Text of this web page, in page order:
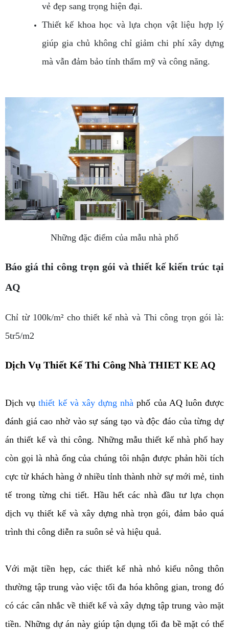
vẻ đẹp sang trọng hiện đại.
Thiết kế khoa học và lựa chọn vật liệu hợp lý
giúp gia chủ không chỉ giảm chi phí xây dựng
mà vẫn đảm bảo tính thẩm mỹ và công năng.
Những đặc điểm của mẫu nhà phố
Báo giá thi công trọn gói và thiết kế kiến trúc tại
AQ
Chỉ từ 100k/m² cho thiết kế nhà và Thi công trọn gói là:
5tr5/m2
Dịch Vụ Thiết Kế Thi Công Nhà THIET KE AQ
Dịch vụthiết kế và xây dựng nhà phố của AQ luôn được
đánh giá cao nhờ vào sự sáng tạo và độc đáo của từng dự
án thiết kế và thi công. Những mẫu thiết kế nhà phố hay
còn gọi là nhà ống của chúng tôi nhận được phản hồi tích
cực từ khách hàng ở nhiều tỉnh thành nhờ sự mới mẻ, tinh
tế trong từng chi tiết. Hầu hết các nhà đầu tư lựa chọn
dịch vụ thiết kế và xây dựng nhà trọn gói, đảm bảo quá
trình thi công diễn ra suôn sẻ và hiệu quả.
Với mặt tiền hẹp, các thiết kế nhà nhỏ kiểu nông thôn
thường tập trung vào việc tối đa hóa không gian, trong đó
có các cân nhắc về thiết kế và xây dựng tập trung vào mặt
tiền. Những dự án này giúp tận dụng tối đa bề mặt có thể